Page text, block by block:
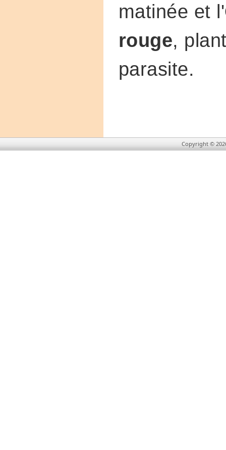
matinée et l'
rouge,
parasite.
Copyright ©